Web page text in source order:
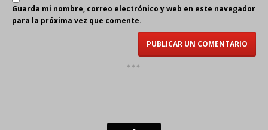
Guarda mi nombre, correo electrónico y web en este navegador
para la próxima vez que comente.